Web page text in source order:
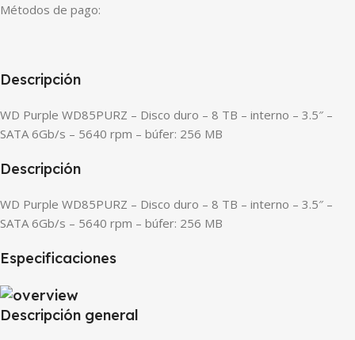
Métodos de pago:
Descripción
WD Purple WD85PURZ – Disco duro – 8 TB – interno – 3.5″ –
SATA 6Gb/s – 5640 rpm – búfer: 256 MB
Descripción
WD Purple WD85PURZ – Disco duro – 8 TB – interno – 3.5″ –
SATA 6Gb/s – 5640 rpm – búfer: 256 MB
Especificaciones
Descripción general